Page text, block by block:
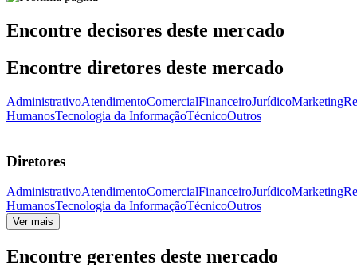
Encontre decisores deste mercado
Encontre diretores deste mercado
AdministrativoAtendimentoComercialFinanceiroJurídicoMarketing
HumanosTecnologia da InformaçãoTécnicoOutros
Diretores
AdministrativoAtendimentoComercialFinanceiroJurídicoMarketing
HumanosTecnologia da InformaçãoTécnicoOutros
Ver mais
Encontre gerentes deste mercado